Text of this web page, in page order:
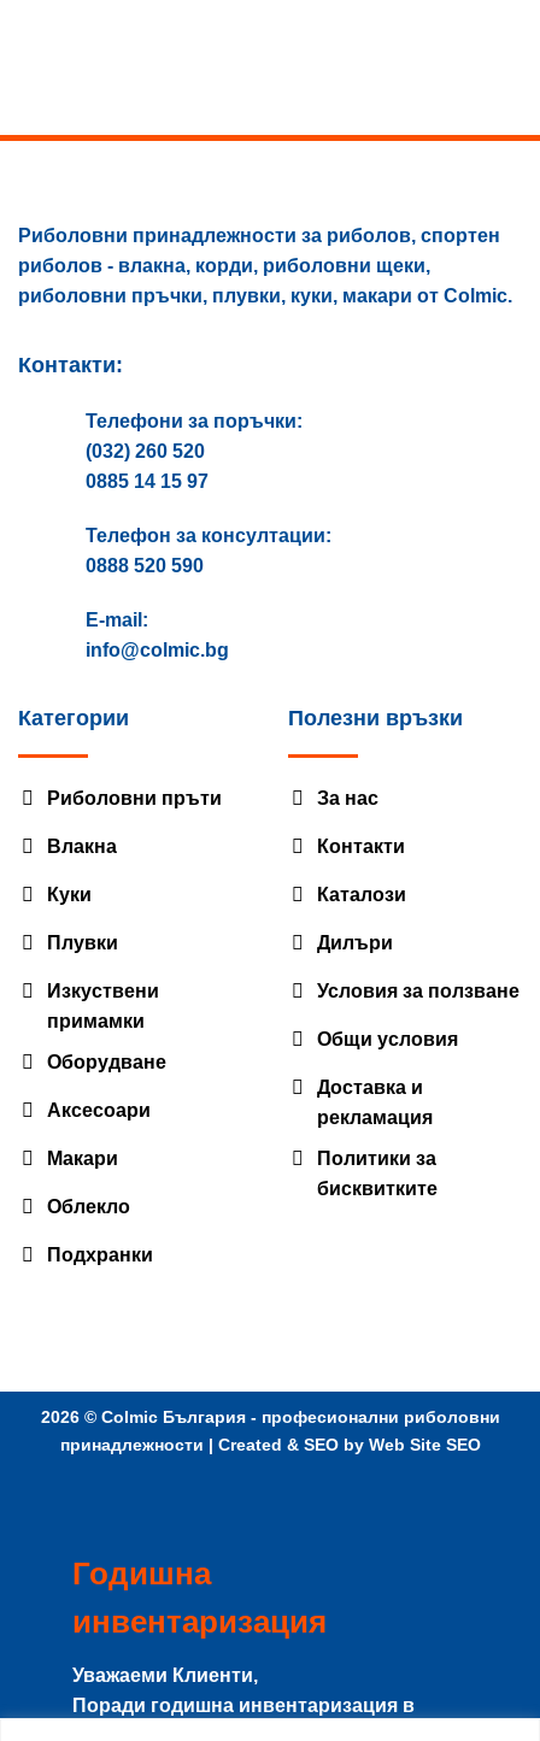
be
product
page
Риболовни принадлежности за риболов, спортен
риболов - влакна, корди, риболовни щеки,
риболовни пръчки, плувки, куки, макари от Colmic.
Контакти:
Телефони за поръчки:
(032) 260 520
0885 14 15 97
Телефон за консултации:
0888 520 590
E-mail:
info@colmic.bg
Категории
Риболовни пръти
Влакна
Куки
Плувки
Изкуствени
примамки
Оборудване
Аксесоари
Макари
Облекло
Подхранки
Полезни връзки
За нас
Контакти
Каталози
Дилъри
Условия за ползване
Общи условия
Доставка и
рекламация
Политики за
бисквитките
2026 © Colmic България - професионални риболовни
принадлежности | Created & SEO by Web Site SEO
Годишна
инвентаризация
Уважаеми Клиенти,
Поради годишна инвентаризация в